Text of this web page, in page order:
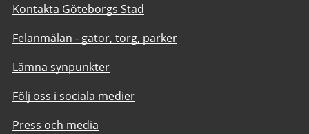
Kontakta Göteborgs Stad
Felanmälan - gator, torg, parker
Lämna synpunkter
Följ oss i sociala medier
Press och media